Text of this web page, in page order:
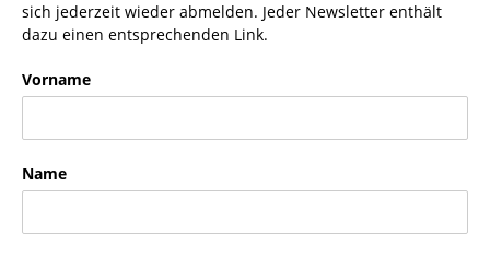
sich jederzeit wieder abmelden. Jeder Newsletter enthält
dazu einen entsprechenden Link.
Vorname
Name